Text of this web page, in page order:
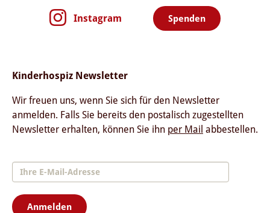
Instagram Spenden
Kinderhospiz Newsletter
Wir freuen uns, wenn Sie sich für den Newsletter
anmelden. Falls Sie bereits den postalisch zugestellten
Newsletter erhalten, können Sie ihn per Mail abbestellen.
Anmelden